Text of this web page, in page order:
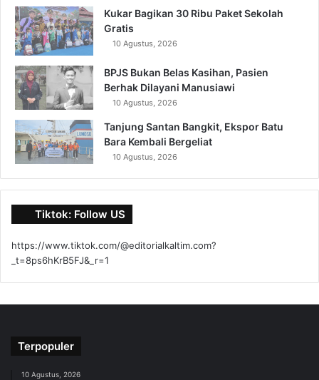
Kukar Bagikan 30 Ribu Paket Sekolah
Gratis
10 Agustus, 2026
BPJS Bukan Belas Kasihan, Pasien
Berhak Dilayani Manusiawi
10 Agustus, 2026
Tanjung Santan Bangkit, Ekspor Batu
Bara Kembali Bergeliat
10 Agustus, 2026
Tiktok: Follow US
https://www.tiktok.com/@editorialkaltim.com?
_t=8ps6hKrB5FJ&_r=1
Terpopuler
10 Agustus, 2026